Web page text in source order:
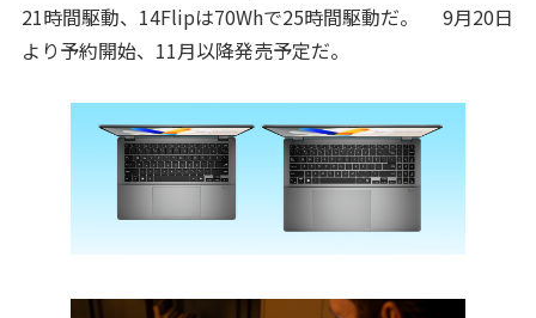
21時間駆動、14Flipは70Whで25時間駆動だ。 9月20日
より予約開始、11月以降発売予定だ。